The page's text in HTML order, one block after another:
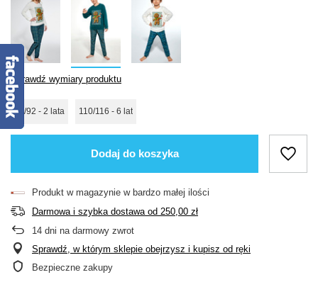
Sprawdź wymiary produktu
86/92 - 2 lata 110/116 - 6 lat
Dodaj do koszyka
Produkt w magazynie w bardzo małej ilości
Darmowa i szybka dostawa od 250,00 zł
14 dni na darmowy zwrot
Sprawdź, w którym sklepie obejrzysz i kupisz od ręki
Bezpieczne zakupy